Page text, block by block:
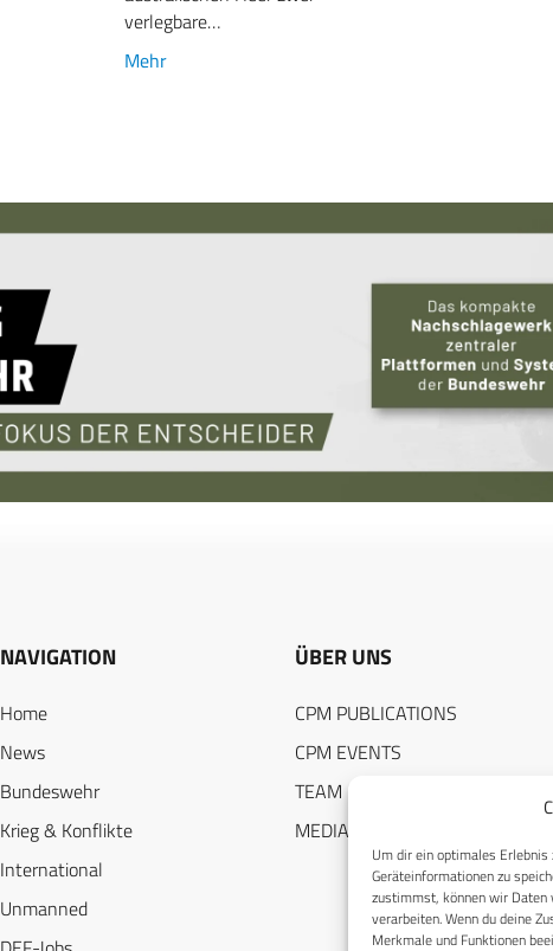
Um dir ein optimales
Geräteinformationen zu
zustimmst, können wir Daten
verarbeiten. Wenn du deine
Merkmale und Funktionen
verlegbare…
Mehr
NAVIGATION
Home
News
Bundeswehr
Krieg & Konflikte
International
Unmanned
ÜBER UNS
CPM PUBLICATIONS
CPM EVENTS
TEAM
MEDIADATEN